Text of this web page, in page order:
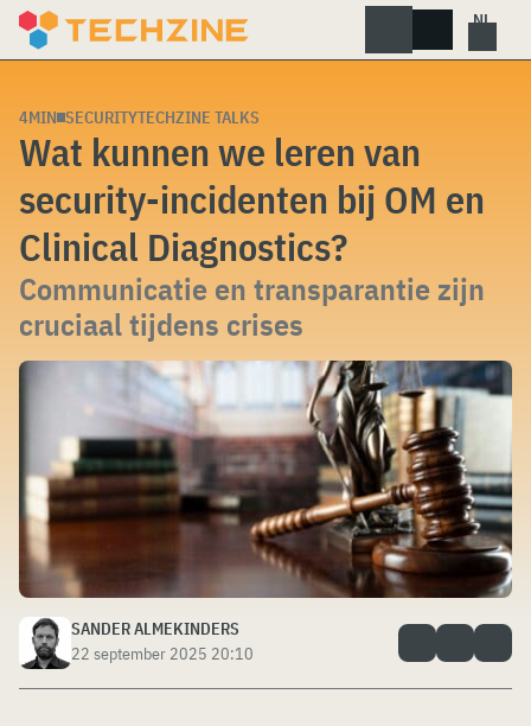
Skip
4MIN SECURITYTECHZINE TALKS
Wat kunnen we leren van
security-incidenten bij OM en
Clinical Diagnostics?
Communicatie en transparantie zijn
cruciaal tijdens crises
SANDER ALMEKINDERS
22 september 2025 20:10